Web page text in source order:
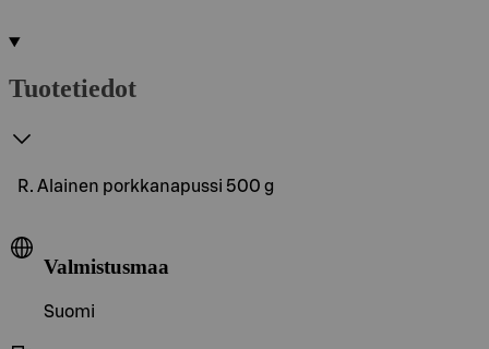
Tuotetiedot
R. Alainen porkkanapussi 500 g
Valmistusmaa
Suomi